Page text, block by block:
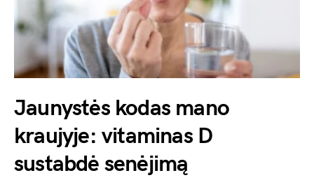
Jaunystės kodas mano
kraujyje: vitaminas D
sustabdė senėjimą